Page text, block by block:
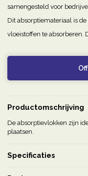
samengesteld voor
Dit absorptiemateriaal is
vloeistoffen te absorberen.
Productomschrijving
De absorptievlokken zijn
plaatsen.
Specificaties